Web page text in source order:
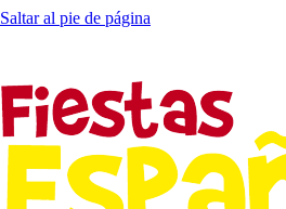
Saltar al pie de página